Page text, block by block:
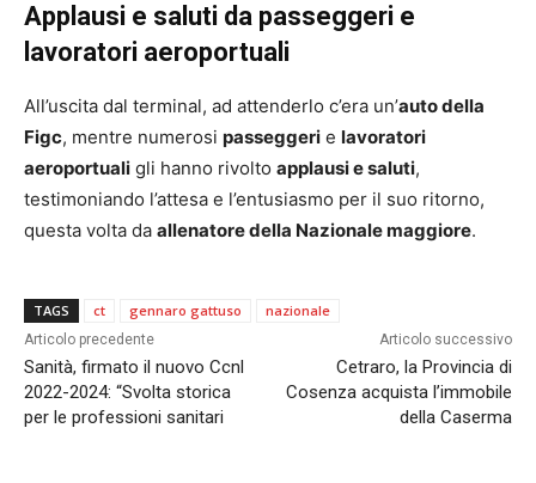
Applausi e saluti da passeggeri e
lavoratori aeroportuali
All’uscita dal terminal, ad attenderlo c’era un’auto della
Figc, mentre numerosi passeggeri e lavoratori
aeroportuali gli hanno rivolto applausi e saluti,
testimoniando l’attesa e l’entusiasmo per il suo ritorno,
questa volta da allenatore della Nazionale maggiore.
TAGS ct gennaro gattuso nazionale
Articolo precedente
Sanità, firmato il nuovo Ccnl
2022-2024: “Svolta storica
per le professioni sanitari
Articolo successivo
Cetraro, la Provincia di
Cosenza acquista l’immobile
della Caserma